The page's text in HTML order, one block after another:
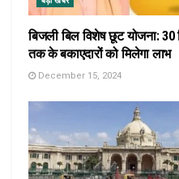
बिजली बिल विशेष छूट योजना: 30
तक के बकाएदारों को मिलेगा लाभ
December 15, 2024